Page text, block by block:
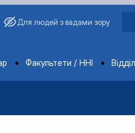
Для людей з вадами зору
Факультети / ННІ
паркове
запобігання та